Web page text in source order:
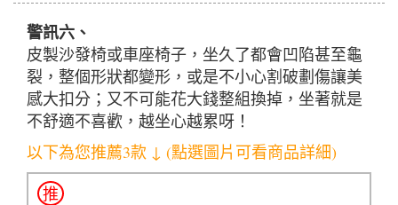
警訊六、
皮製沙發椅或車座椅子，坐久了都會凹陷甚至龜
裂，整個形狀都變形，或是不小心割破劃傷讓美
感大扣分；又不可能花大錢整組換掉，坐著就是
不舒適不喜歡，越坐心越累呀！
以下為您推薦3款 ↓ (點選圖片可看商品詳細)
推